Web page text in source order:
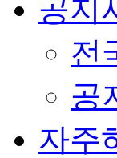
공지
전
공
자주